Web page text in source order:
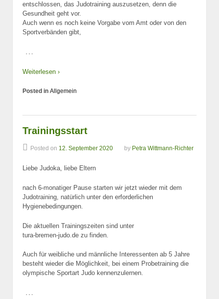
entschlossen, das Judotraining auszusetzen, denn die
Gesundheit geht vor.
Auch wenn es noch keine Vorgabe vom Amt oder von den
Sportverbänden gibt,
…
Weiterlesen ›
Posted in Allgemein
Trainingsstart
Posted on 12. September 2020 by Petra Wittmann-Richter
Liebe Judoka, liebe Eltern
nach 6-monatiger Pause starten wir jetzt wieder mit dem
Judotraining, natürlich unter den erforderlichen
Hygienebedingungen.
Die aktuellen Trainingszeiten sind unter
tura-bremen-judo.de zu finden.
Auch für weibliche und männliche Interessenten ab 5 Jahre
besteht wieder die Möglichkeit, bei einem Probetraining die
olympische Sportart Judo kennenzulernen.
…